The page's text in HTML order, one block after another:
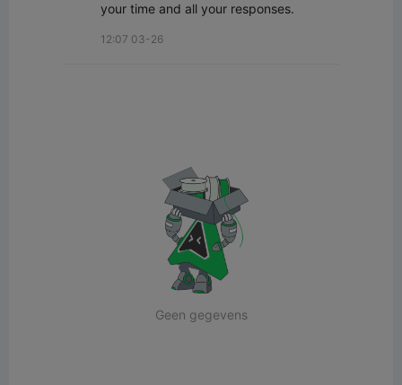
your time and all your responses.
12:07 03-26
Geen gegevens